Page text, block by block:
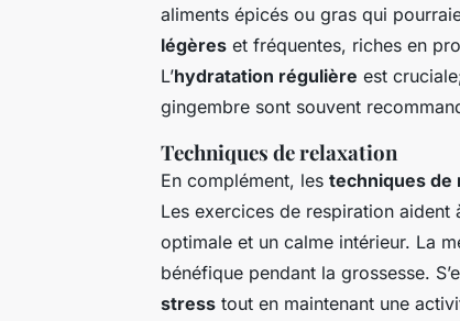
aliments épicés ou gras qui
légères et fréquentes, riches en
L’hydratation régulière est
gingembre sont souvent
Techniques de relaxation
En complément, les techniques de
Les exercices de respiration aident
optimale et un calme intérieur. La
bénéfique pendant la grossesse.
stress tout en maintenant une